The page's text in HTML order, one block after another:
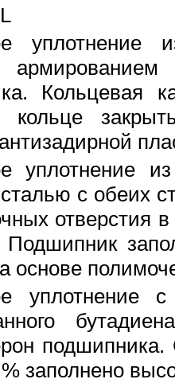
уплотнение
Кольцевая
кольце
уплотнение
с обеих
отверстия
Подшипник
основе
уплотнение
заполнено